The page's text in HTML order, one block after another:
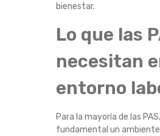
bienestar.
Lo que las
necesitan
entorno
Para la mayoría de las
fundamental un ambiente